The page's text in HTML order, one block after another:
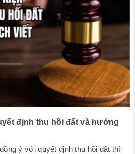
định thu hồi đất và hướng
ý với quyết định thu hồi đất thì